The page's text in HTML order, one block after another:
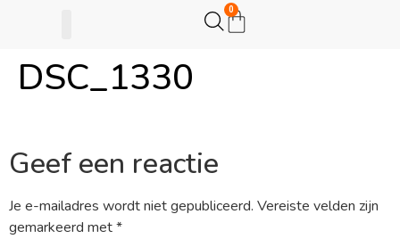
0
DSC_1330
Geef een reactie
Je e-mailadres wordt niet gepubliceerd. Vereiste velden zijn
gemarkeerd met*